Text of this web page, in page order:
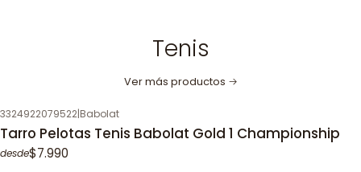
Tenis
Ver más productos
3324922079522|Babolat
Tarro Pelotas Tenis Babolat Gold 1 Championship
desde$7.990